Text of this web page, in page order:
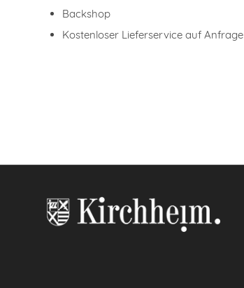
Backshop
Kostenloser Lieferservice auf Anfrage